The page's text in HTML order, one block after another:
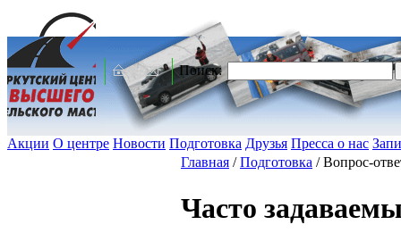
Поиск:
Акции О центре Новости Подготовка Друзья Пресса о нас
Главная /Подготовка /Вопрос-
Часто